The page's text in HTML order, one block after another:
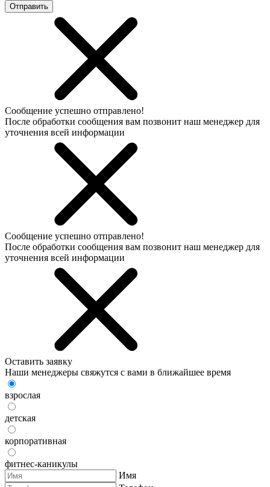
Отправить
Сообщение успешно отправлено!
После обработки сообщения вам позвонит наш менеджер для
уточнения всей информации
Сообщение успешно отправлено!
После обработки сообщения вам позвонит наш менеджер для
уточнения всей информации
Оставить заявку
Наши менеджеры свяжутся с вами в ближайшее время
взрослая
детская
корпоративная
фитнес-каникулы
Имя